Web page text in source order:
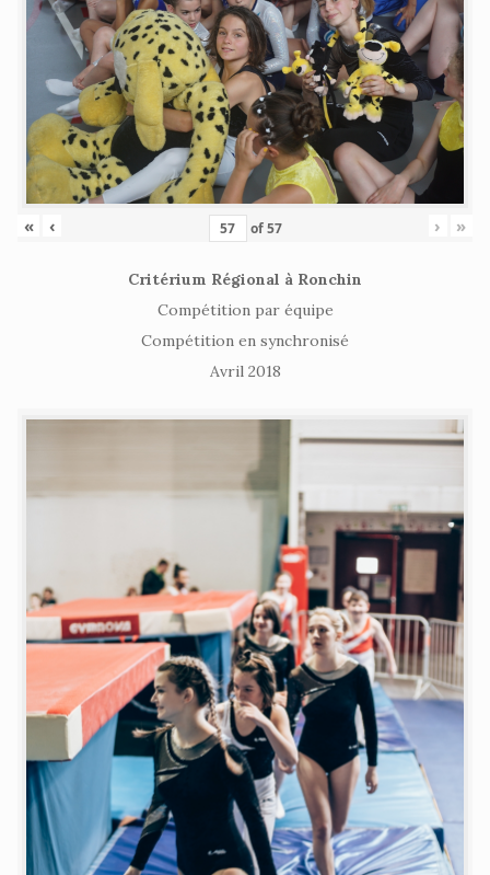
« ‹ of57 › »
Critérium Régional à Ronchin
Compétition par équipe
Compétition en synchronisé
Avril 2018